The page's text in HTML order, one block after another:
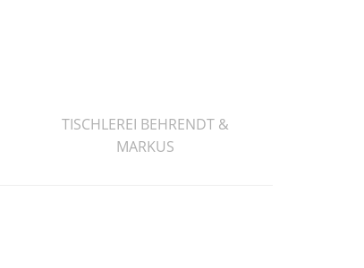
TISCHLEREI BEHRENDT &
MARKUS